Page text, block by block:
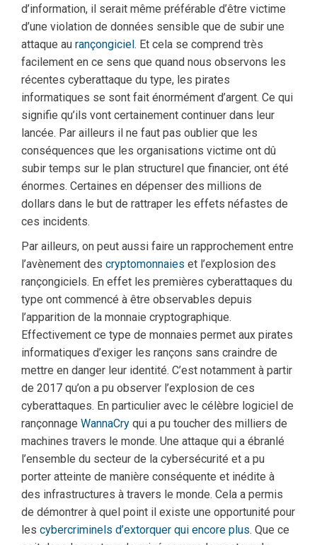
d’information, il serait même préférable d’être victime
d’une violation de données sensible que de subir une
attaque au rançongiciel. Et cela se comprend très
facilement en ce sens que quand nous observons les
récentes cyberattaque du type, les pirates
informatiques se sont fait énormément d’argent. Ce qui
signifie qu’ils vont certainement continuer dans leur
lancée. Par ailleurs il ne faut pas oublier que les
conséquences que les organisations victime ont dû
subir temps sur le plan structurel que financier, ont été
énormes. Certaines en dépenser des millions de
dollars dans le but de rattraper les effets néfastes de
ces incidents.
Par ailleurs, on peut aussi faire un rapprochement entre
l’avènement des cryptomonnaies et l’explosion des
rançongiciels. En effet les premières cyberattaques du
type ont commencé à être observables depuis
l’apparition de la monnaie cryptographique.
Effectivement ce type de monnaies permet aux pirates
informatiques d’exiger les rançons sans craindre de
mettre en danger leur identité. C’est notamment à partir
de 2017 qu’on a pu observer l’explosion de ces
cyberattaques. En particulier avec le célèbre logiciel de
rançonnage WannaCry qui a pu toucher des milliers de
machines travers le monde. Une attaque qui a ébranlé
l’ensemble du secteur de la cybersécurité et a pu
porter atteinte de manière conséquente et inédite à
des infrastructures à travers le monde. Cela a permis
de démontrer à quel point il existe une opportunité pour
les cybercriminels d’extorquer qui encore plus. Que ce